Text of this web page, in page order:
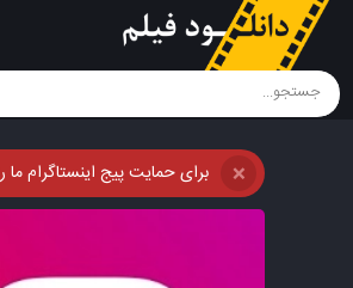
برای حمایت پیج اینستاگرام ما ❌